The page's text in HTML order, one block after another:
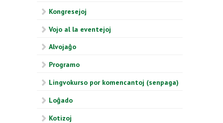
Kongresejoj
Vojo al la eventejoj
Alvojaĝo
Programo
Lingvokurso por komencantoj (senpaga)
Loĝado
Kotizoj